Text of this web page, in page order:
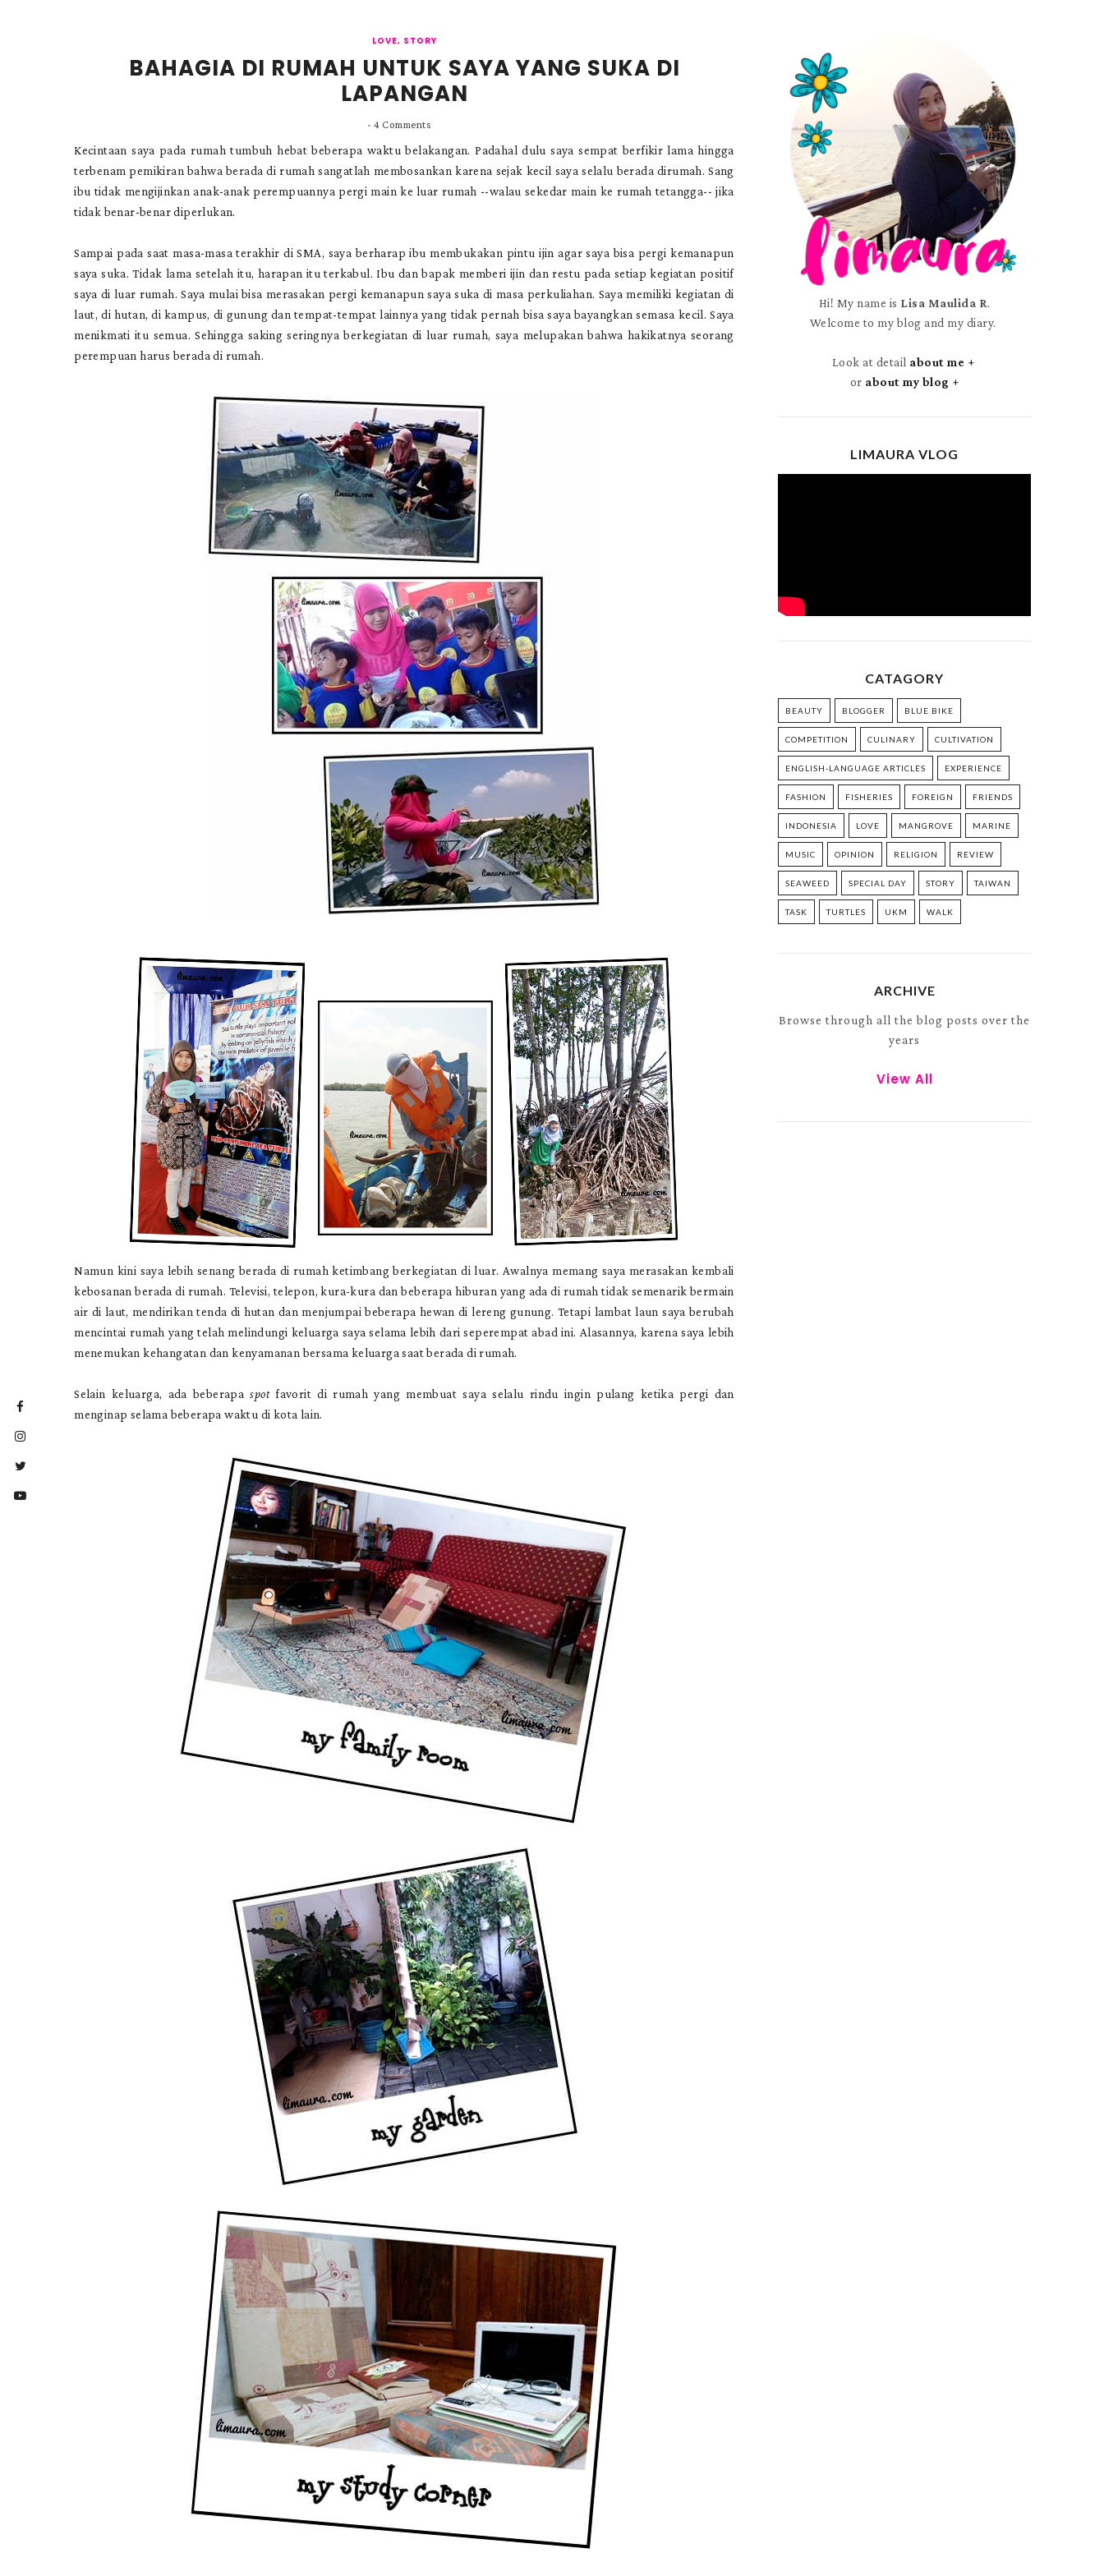
LOVE, STORY
BAHAGIA DI RUMAH UNTUK SAYA YANG SUKA DI
LAPANGAN
- 4 Comments
Kecintaan saya pada rumah tumbuh hebat beberapa waktu belakangan. Padahal dulu saya sempat berfikir lama hingga
terbenam pemikiran bahwa berada di rumah sangatlah membosankan karena sejak kecil saya selalu berada dirumah. Sang
ibu tidak mengijinkan anak-anak perempuannya pergi main ke luar rumah --walau sekedar main ke rumah tetangga-- jika
tidak benar-benar diperlukan.
Sampai pada saat masa-masa terakhir di SMA, saya berharap ibu membukakan pintu ijin agar saya bisa pergi kemanapun
saya suka. Tidak lama setelah itu, harapan itu terkabul. Ibu dan bapak memberi ijin dan restu pada setiap kegiatan positif
saya di luar rumah. Saya mulai bisa merasakan pergi kemanapun saya suka di masa perkuliahan. Saya memiliki kegiatan di
laut, di hutan, di kampus, di gunung dan tempat-tempat lainnya yang tidak pernah bisa saya bayangkan semasa kecil. Saya
menikmati itu semua. Sehingga saking seringnya berkegiatan di luar rumah, saya melupakan bahwa hakikatnya seorang
perempuan harus berada di rumah.
Namun kini saya lebih senang berada di rumah ketimbang berkegiatan di luar. Awalnya memang saya merasakan kembali
kebosanan berada di rumah. Televisi, telepon, kura-kura dan beberapa hiburan yang ada di rumah tidak semenarik bermain
air di laut, mendirikan tenda di hutan dan menjumpai beberapa hewan di lereng gunung. Tetapi lambat laun saya berubah
mencintai rumah yang telah melindungi keluarga saya selama lebih dari seperempat abad ini. Alasannya, karena saya lebih
menemukan kehangatan dan kenyamanan bersama keluarga saat berada di rumah.
Selain keluarga, ada beberapaspotfavorit di rumah yang membuat saya selalu rindu ingin pulang ketika pergi dan
menginap selama beberapa waktu di kota lain.
Hi! My name is Lisa Maulida R.
Welcome to my blog and my diary.
Look at detail about me +
or about my blog +
LIMAURA VLOG
CATAGORY
BEAUTY BLOGGER BLUE BIKE
COMPETITION CULINARY CULTIVATION
ENGLISH-LANGUAGE ARTICLES EXPERIENCE
FASHION FISHERIES FOREIGN FRIENDS
INDONESIA LOVE MANGROVE MARINE
MUSIC OPINION RELIGION REVIEW
SEAWEED SPECIAL DAY STORY TAIWAN
TASK TURTLES UKM WALK
ARCHIVE
Browse through all the blog posts over the
years
View All